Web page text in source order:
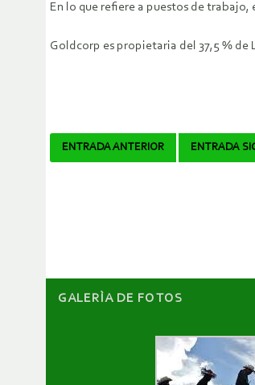
En lo que refiere a puestos de
Goldcorp es propietaria del 37,5 % de
Navegador
ENTRADA ANTERIOR ENTRADA
GALERÌA DE FOTOS